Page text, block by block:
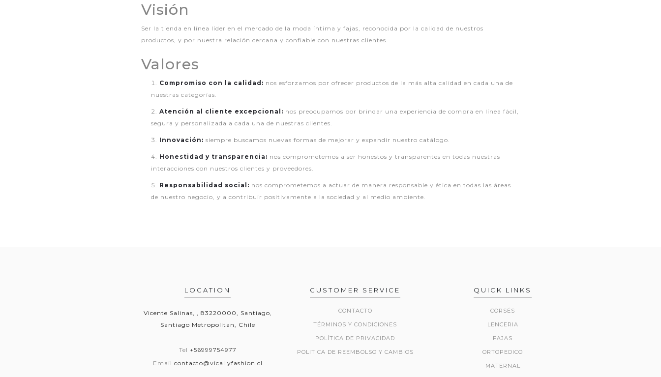
Visión
Ser la tienda en línea líder en el mercado de la moda íntima y fajas, reconocida por la calidad de nuestros
productos, y por nuestra relación cercana y confiable con nuestras clientes.
Valores
Compromiso con la calidad: nos esforzamos por ofrecer productos de la más alta calidad en cada una de
nuestras categorías.
Atención al cliente excepcional: nos preocupamos por brindar una experiencia de compra en línea fácil,
segura y personalizada a cada una de nuestras clientes.
Innovación: siempre buscamos nuevas formas de mejorar y expandir nuestro catálogo.
Honestidad y transparencia: nos comprometemos a ser honestos y transparentes en todas nuestras
interacciones con nuestros clientes y proveedores.
Responsabilidad social: nos comprometemos a actuar de manera responsable y ética en todas las áreas
de nuestro negocio, y a contribuir positivamente a la sociedad y al medio ambiente.
LOCATION
Vicente Salinas, , 83220000, Santiago,
Santiago Metropolitan, Chile
Tel +56999754977
Email contacto@vicallyfashion.cl
CUSTOMER SERVICE
CONTACTO
TÉRMINOS Y CONDICIONES
POLÍTICA DE PRIVACIDAD
POLITICA DE REEMBOLSO Y CAMBIOS
QUICK LINKS
CORSÉS
LENCERIA
FAJAS
ORTOPEDICO
MATERNAL